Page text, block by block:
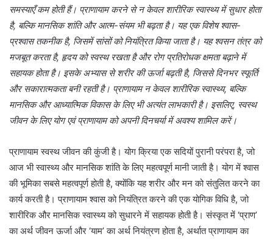
समस्याएँ कम होती हैं। प्राणायाम करने से न केवल शारीरिक स्वास्थ्य में सुधार होता
है, बल्कि मानसिक शांति और आत्म-संयम भी बढ़ता है। यह एक विशेष श्वास-
प्रश्वास तकनीक है, जिसमें सांसों को नियंत्रित किया जाता है। यह श्वसन तंत्र को
मजबूत करता है, हृदय को स्वस्थ रखता है और रोग प्रतिरोधक क्षमता बढ़ाने में
सहायक होता है। इसके अभ्यास से शरीर की ऊर्जा बढ़ती है, जिससे दिनभर स्फूर्ति
और सकारात्मकता बनी रहती है। प्राणायाम न केवल शारीरिक स्वास्थ्य, बल्कि
मानसिक और आध्यात्मिक विकास के लिए भी अत्यंत लाभकारी है। इसलिए, स्वस्थ
जीवन के लिएयोग एवं प्राणायाम को अपनी दिनचर्या में अवश्य शामिल करें।
प्राणायाम स्वस्थ जीवन की कुंजी है। योग क्रिया एक सदियों पुरानी परंपरा है, जो
आज भी स्वास्थ्य और मानसिक शांति के लिए महत्वपूर्ण मानी जाती है। योग में श्वास
की भूमिका सबसे महत्वपूर्ण होती है, क्योंकि यह शरीर और मन को संतुलित करने का
कार्य करती है। प्राणायाम श्वास को नियंत्रित करने की एक योगिक विधि है, जो
शारीरिक और मानसिक स्वास्थ्य को सुधारने में सहायक होती है। संस्कृत में ‘प्राण’
का अर्थ जीवन ऊर्जा और ‘याम’ का अर्थ नियंत्रण होता है, अर्थात प्राणायाम का